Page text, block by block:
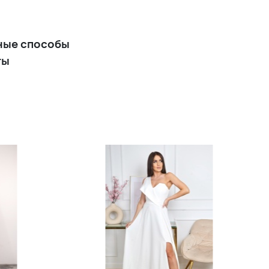
+16 900 р.
Цветочное платье миди в
стиле Диор
+16 900 р.
Длинное черное вечернее
платье с разрезом из
способы